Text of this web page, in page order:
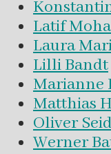
Latif
Laura
Lilli Bandt
Marianne
Matthias
Oliver
Werner